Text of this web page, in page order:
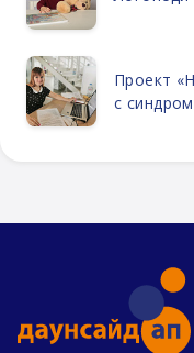
Проект
с